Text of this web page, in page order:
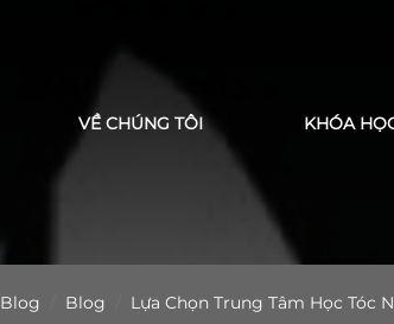
VỀ CHÚNG TÔI KHÓA
Blog Blog Lựa Chọn Trung Tâm Học Tóc